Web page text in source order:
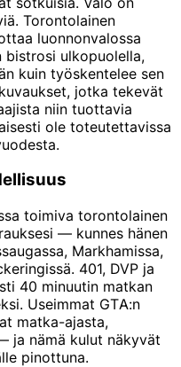
Torontolainen
luonnonvalossa
bistrosi ulkopuolella,
kuin työskentelee sen
jotka tekevät
niin tuottavia
ole toteutettavissa
toimiva torontolainen
— kunnes hänen
Markhamissa,
401, DVP ja
40 minuutin matkan
Useimmat GTA:n
matka-ajasta,
ja nämä kulut näkyvät
pinottuna.